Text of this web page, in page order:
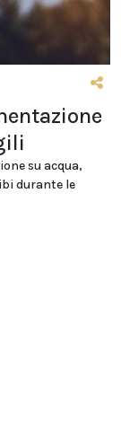
su acqua,
durante le